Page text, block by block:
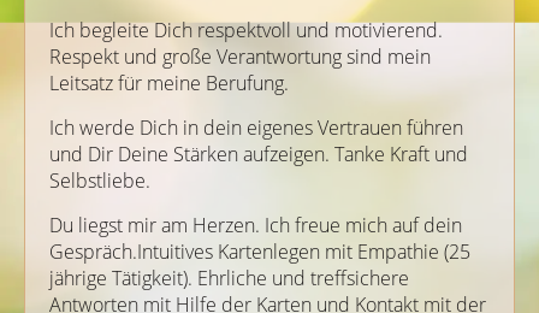
Ich begleite Dich respektvoll und motivierend.
Respekt und große Verantwortung sind mein
Leitsatz für meine Berufung.
Ich werde Dich in dein eigenes Vertrauen führen
und Dir Deine Stärken aufzeigen. Tanke Kraft und
Selbstliebe.
Du liegst mir am Herzen. Ich freue mich auf dein
Gespräch.Intuitives Kartenlegen mit Empathie (25
jährige Tätigkeit). Ehrliche und treffsichere
Antworten mit Hilfe der Karten und Kontakt mit der